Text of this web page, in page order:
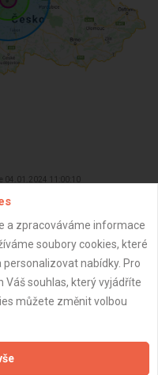
04.01.2024 11:00:10
cookie
a zpracováváme informace
soubory cookies, které
nabídky. Pro
Váš souhlas, který vyjádříte
můžete změnit volbou